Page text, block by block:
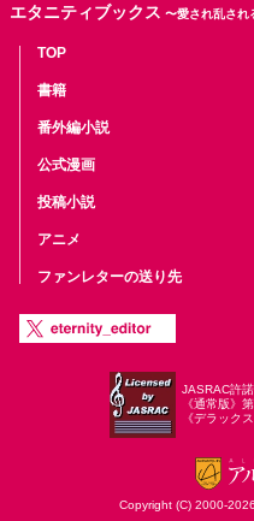
エタニティブックス 〜愛され乱され
TOP
書籍
番外編小説
公式漫画
投稿小説
アニメ
ファンレターの送り先
JASRAC許
《通常版》
《デラック
Copyright (C) 2000-